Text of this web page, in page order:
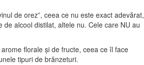
de orez”, ceea ce nu este exact adevărat,
alcool distilat, altele nu. Cele care NU au
florale și de fructe, ceea ce îl face
tipuri de brânzeturi.